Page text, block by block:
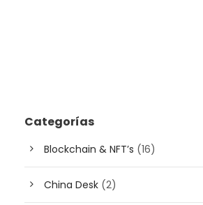
Categorías
Blockchain & NFT’s (16)
China Desk (2)